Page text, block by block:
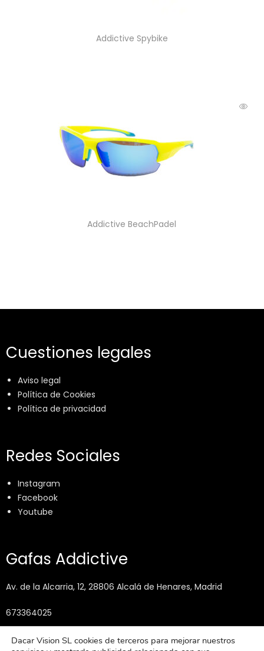
Addictive Spybike
Addictive BeachPadel
Cuestiones legales
Aviso legal
Política de Cookies
Política de privacidad
Redes Sociales
Instagram
Facebook
Youtube
Gafas Addictive
Av. de la Alcarria, 12, 28806 Alcalá de Henares, Madrid
673364025
info@gafasaddictive.com
Dacar Vision SL cookies de terceros para mejorar nuestros